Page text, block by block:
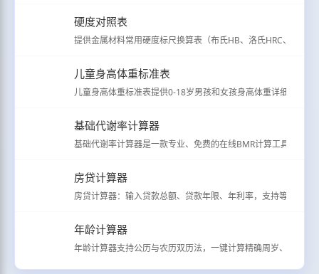
硬度对照表
提供金属材料常用硬度标尺换算表（布氏HB、洛氏HRC、维氏
儿童身高体重标准表
儿童身高体重标准表提供0-18岁男孩和女孩身高体重详细分级
基础代谢率计算器
基础代谢率计算器是一款专业、免费的在线BMR计算工具，用
房贷计算器
房贷计算器：输入贷款总额、贷款年限、年利率，支持等额本
年龄计算器
年龄计算器支持公历与农历双历法，一键计算精确周岁、虚岁